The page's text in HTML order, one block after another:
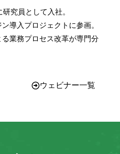
究員として入社。
導入プロジェクトに参画。
業務プロセス改革が専門分
ウェビナー一覧